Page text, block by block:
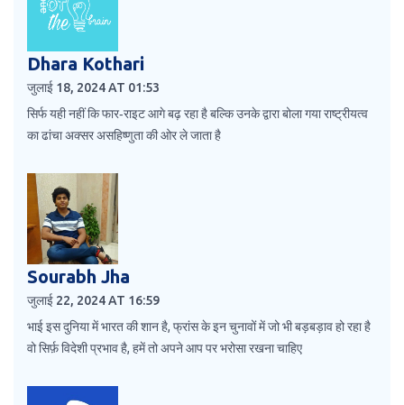
Dhara Kothari
जुलाई 18, 2024 AT 01:53
सिर्फ यही नहीं कि फार‑राइट आगे बढ़ रहा है बल्कि उनके द्वारा बोला गया राष्ट्रीयत्व
का ढांचा अक्सर असहिष्णुता की ओर ले जाता है
Sourabh Jha
जुलाई 22, 2024 AT 16:59
भाई इस दुनिया में भारत की शान है, फ्रांस के इन चुनावों में जो भी बड़बड़ाव हो रहा है
वो सिर्फ़ विदेशी प्रभाव है, हमें तो अपने आप पर भरोसा रखना चाहिए